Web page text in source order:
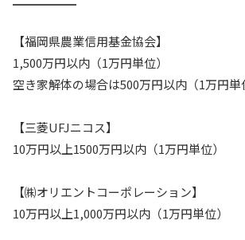
【福岡県農業信用基金協会】
1,500万円以内（1万円単位）
空き家解体の場合は500万円以内（1万円単
【三菱UFJニコス】
10万円以上1500万円以内（1万円単位）
【㈱オリエントコーポレーション】
10万円以上1,000万円以内（1万円単位）